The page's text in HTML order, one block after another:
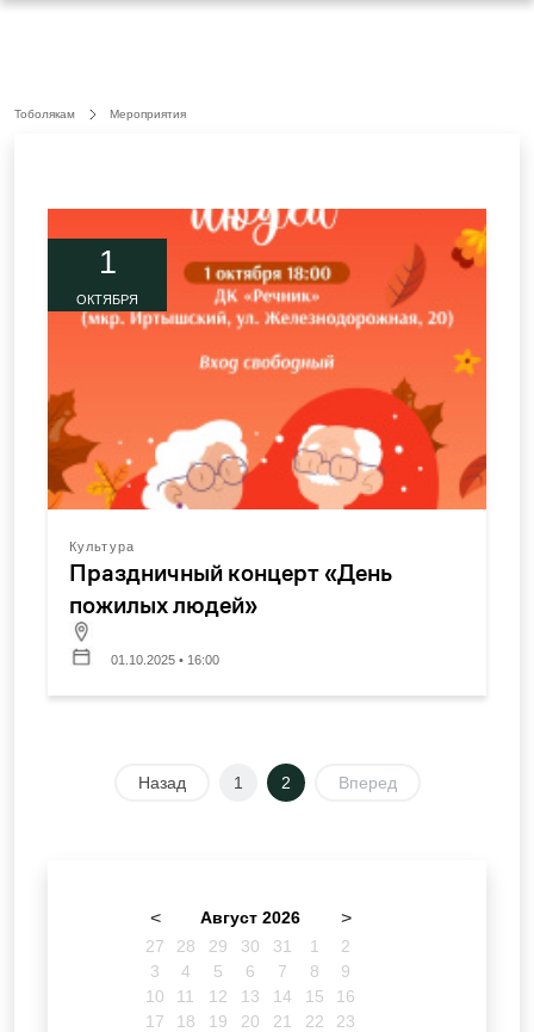
Тоболякам Мероприятия
1
ОКТЯБРЯ
Культура
Праздничный концерт «День
пожилых людей»
01.10.2025 • 16:00
Назад 1 2 Вперед
< Август 2026 >
27 28 29 30 31 1
2
3
4 5 6 7 8
9
10
11 12 13 14 15
16
17
18 19 20 21 22
23